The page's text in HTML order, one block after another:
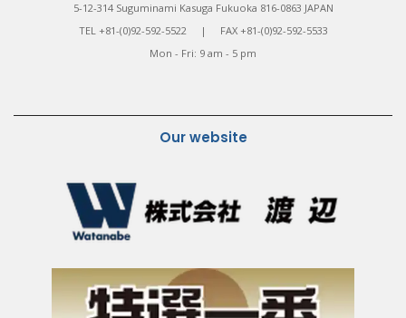
5-12-314 Suguminami Kasuga Fukuoka 816-0863 JAPAN
TEL +81-(0)92-592-5522 | FAX +81-(0)92-592-5533
Mon - Fri: 9 am - 5 pm
Our website